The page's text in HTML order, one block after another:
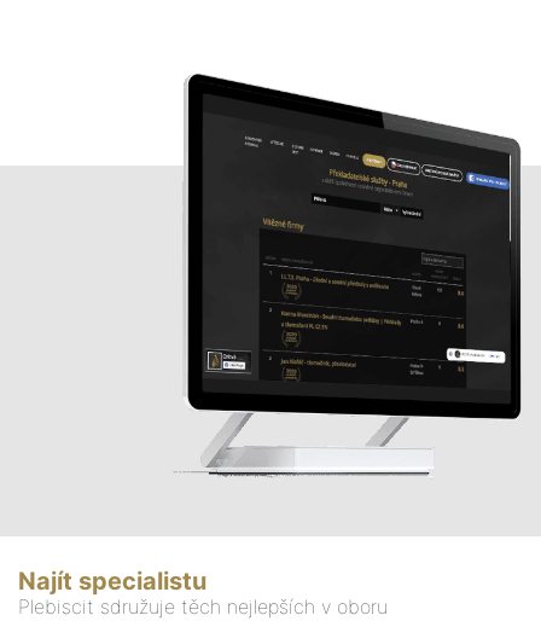
Najít specialistu
Plebiscit sdružuje těch nejlepších v oboru